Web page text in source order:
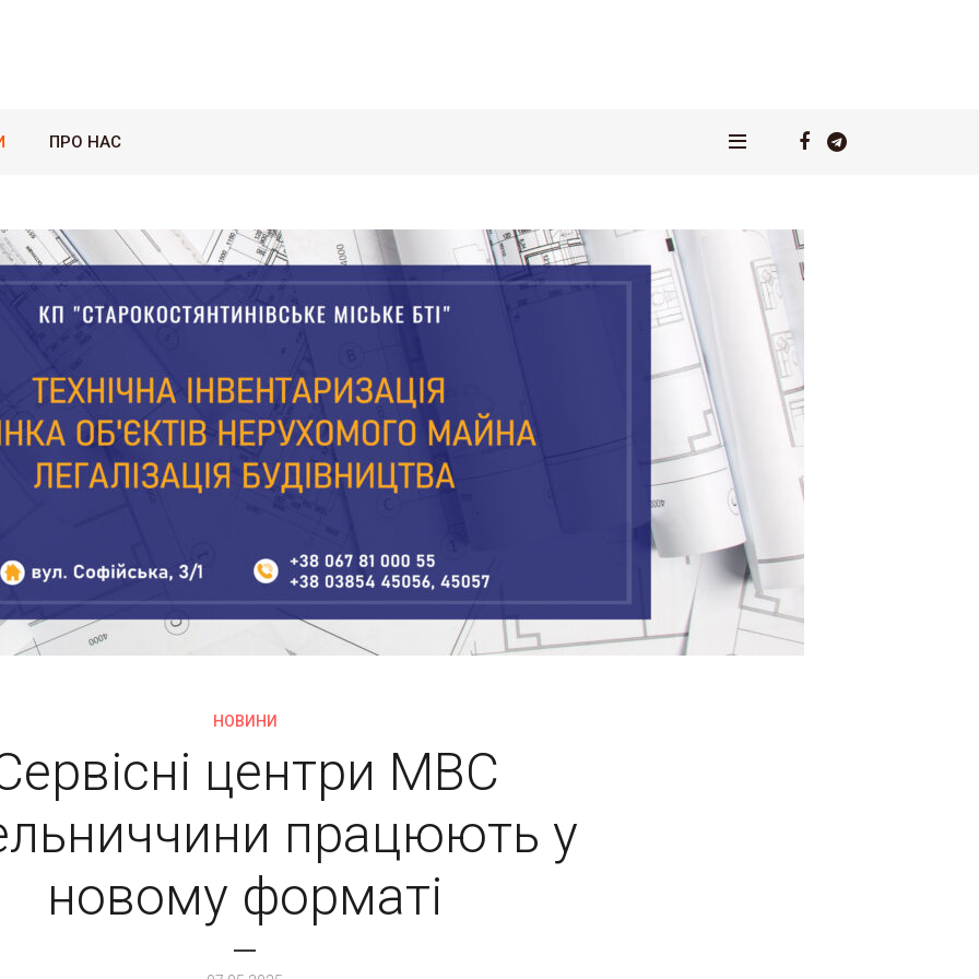
ПРО НАС
НОВИНИ
центри МВС
працюють у
новому форматі